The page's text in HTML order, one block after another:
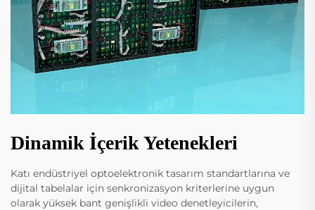
Dinamik İçerik Yetenekleri
Katı endüstriyel optoelektronik tasarım standartlarına ve
dijital tabelalar için senkronizasyon kriterlerine uygun
olarak yüksek bant genişlikli video denetleyicilerin,